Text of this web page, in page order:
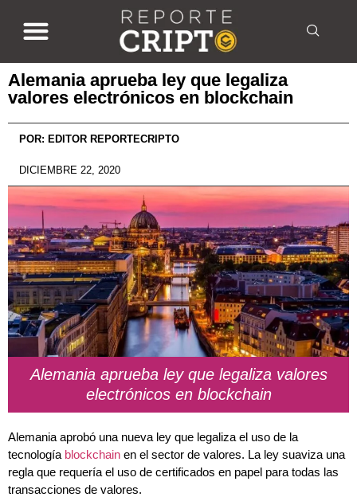
Alemania aprueba ley que legaliza
valores electrónicos en blockchain
POR: EDITOR REPORTECRIPTO
DICIEMBRE 22, 2020
Alemania aprueba ley que legaliza valores
electrónicos en blockchain
Alemania aprobó una nueva ley que legaliza el uso de la
tecnología blockchain en el sector de valores. La ley suaviza una
regla que requería el uso de certificados en papel para todas las
transacciones de valores.